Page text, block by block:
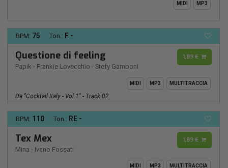
MIDI MP3
BPM: 75 Ton.: F -
Questione di feeling
Papik - Frankie Lovecchio - Stefy Gamboni
1,89 €
MIDI MP3 MULTITRACCIA
Da "Cocktail Italy - Vol.1" - Track 02
BPM: 110 Ton.: RE -
Tex Mex
Mina - Ivano Fossati
1,89 €
MIDI MP3 MULTITRACCIA